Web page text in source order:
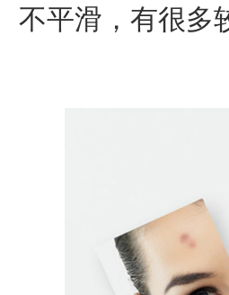
不平滑，有很多